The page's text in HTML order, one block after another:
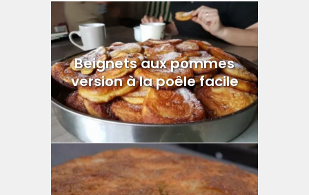
Beignets aux pommes
version à la poêle facile